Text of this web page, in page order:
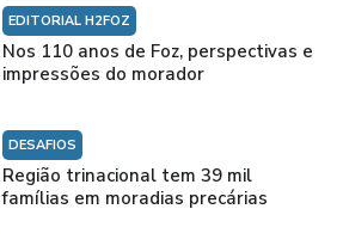
EDITORIAL H2FOZ
Nos 110 anos de Foz, perspectivas e
impressões do morador
DESAFIOS
Região trinacional tem 39 mil
famílias em moradias precárias